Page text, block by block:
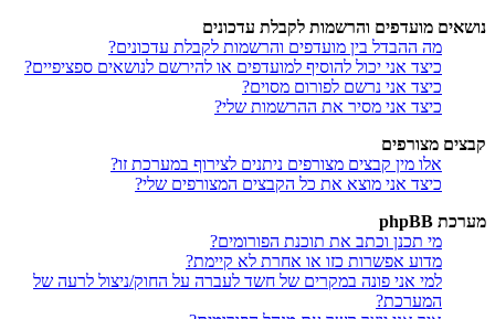
נושאים מועדפים והרשמות לקבלת עדכונים
מה ההבדל בין מועדפים והרשמות לקבלת עדכונים?
כיצד אני יכול להוסיף למועדפים או להירשם לנושאים ספציפיים?
כיצד אני נרשם לפורום מסוים?
כיצד אני מסיר את ההרשמות שלי?
קבצים מצורפים
אלו מין קבצים מצורפים ניתנים לצירוף במערכת זו?
כיצד אני מוצא את כל הקבצים המצורפים שלי?
מערכת phpBB
מי תכנן וכתב את תוכנת הפורומים?
מדוע אפשרות כזו או אחרת לא קיימת?
למי אני פונה במקרים של חשד לעברה על החוק/ניצול לרעה של
המערכת?